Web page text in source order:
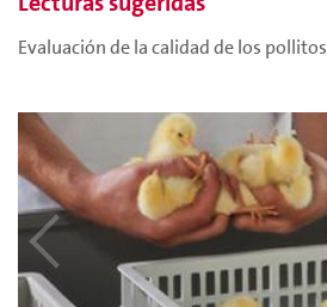
Evaluación de la calidad de los pollitos